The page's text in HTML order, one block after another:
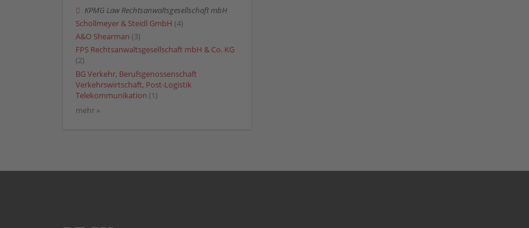
KPMG Law Rechtsanwaltsgesellschaft mbH
Schollmeyer & Steidl GmbH (4)
A&O Shearman (3)
FPS Rechtsanwaltsgesellschaft mbH & Co. KG
(2)
BG Verkehr, Berufsgenossenschaft
Verkehrswirtschaft, Post-Logistik
Telekommunikation (1)
mehr »